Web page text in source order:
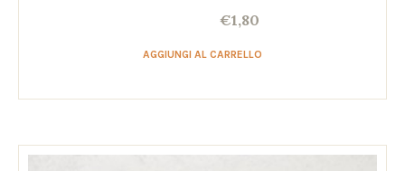
€1,80
AGGIUNGI AL CARRELLO